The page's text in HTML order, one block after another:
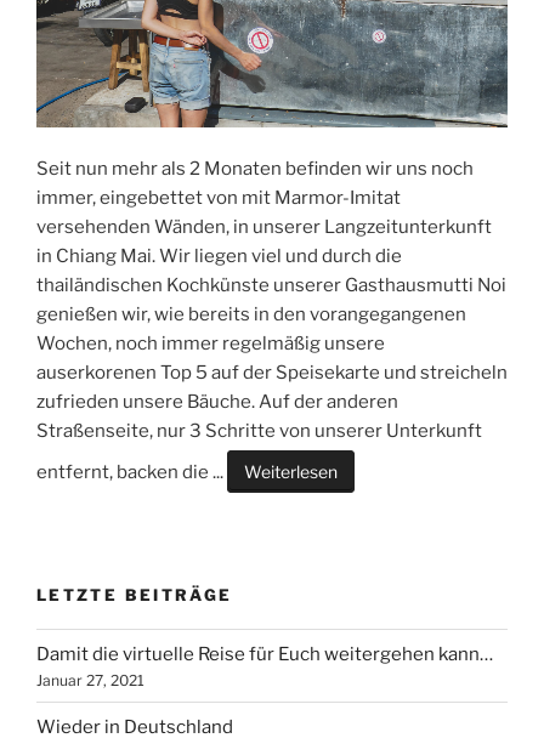
Seit nun mehr als 2 Monaten befinden wir uns noch
immer, eingebettet von mit Marmor-Imitat
versehenden Wänden, in unserer Langzeitunterkunft
in Chiang Mai. Wir liegen viel und durch die
thailändischen Kochkünste unserer Gasthausmutti Noi
genießen wir, wie bereits in den vorangegangenen
Wochen, noch immer regelmäßig unsere
auserkorenen Top 5 auf der Speisekarte und streicheln
zufrieden unsere Bäuche. Auf der anderen
Straßenseite, nur 3 Schritte von unserer Unterkunft
entfernt, backen die ... Weiterlesen
LETZTE BEITRÄGE
Damit die virtuelle Reise für Euch weitergehen kann…
Januar 27, 2021
Wieder in Deutschland